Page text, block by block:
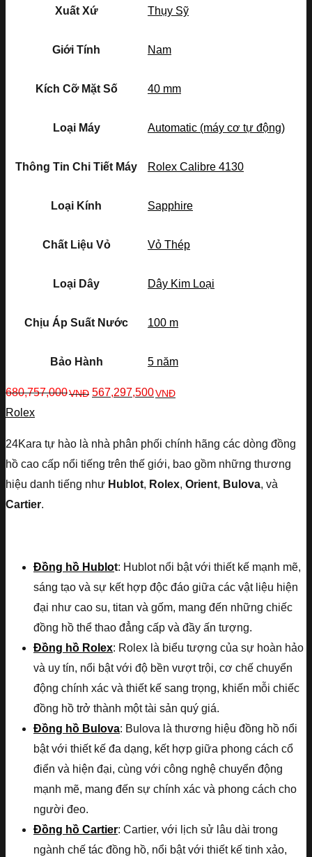
Xuất Xứ Thụy Sỹ
Giới Tính Nam
Kích Cỡ Mặt Số 40 mm
Loại Máy Automatic (máy cơ tự động)
Thông Tin Chi Tiết Máy Rolex Calibre 4130
Loại Kính Sapphire
Chất Liệu Vỏ Vỏ Thép
Loại Dây Dây Kim Loại
Chịu Áp Suất Nước 100 m
Bảo Hành 5 năm
680,757,000VNĐ 567,297,500VNĐ
Rolex
24Kara tự hào là nhà phân phối chính hãng các dòng đồng
hồ cao cấp nổi tiếng trên thế giới, bao gồm những thương
hiệu danh tiếng như Hublot, Rolex, Orient, Bulova, và
Cartier.
Đồng hồ Hublot: Hublot nổi bật với thiết kế mạnh mẽ,
sáng tạo và sự kết hợp độc đáo giữa các vật liệu hiện
đại như cao su, titan và gốm, mang đến những chiếc
đồng hồ thể thao đẳng cấp và đầy ấn tượng.
Đồng hồ Rolex: Rolex là biểu tượng của sự hoàn hảo
và uy tín, nổi bật với độ bền vượt trội, cơ chế chuyển
động chính xác và thiết kế sang trọng, khiến mỗi chiếc
đồng hồ trở thành một tài sản quý giá.
Đồng hồ Bulova: Bulova là thương hiệu đồng hồ nổi
bật với thiết kế đa dạng, kết hợp giữa phong cách cổ
điển và hiện đại, cùng với công nghệ chuyển động
mạnh mẽ, mang đến sự chính xác và phong cách cho
người đeo.
Đồng hồ Cartier: Cartier, với lịch sử lâu dài trong
ngành chế tác đồng hồ, nổi bật với thiết kế tinh xảo,